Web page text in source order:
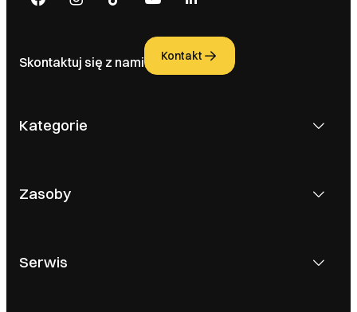
Skontaktuj się z nami Kontakt
Kategorie
Zasoby
Serwis